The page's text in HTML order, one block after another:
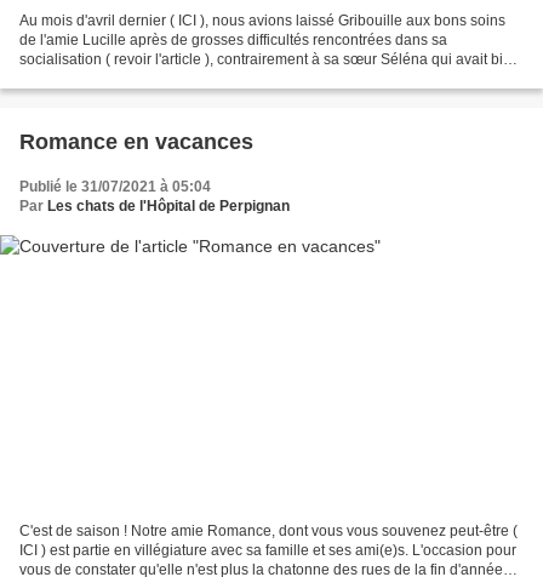
Au mois d'avril dernier ( ICI ), nous avions laissé Gribouille aux bons soins
de l'amie Lucille après de grosses difficultés rencontrées dans sa
socialisation ( revoir l'article ), contrairement à sa sœur Séléna qui avait bien
Romance en vacances
Publié le 31/07/2021 à 05:04
Par Les chats de l'Hôpital de Perpignan
C'est de saison ! Notre amie Romance, dont vous vous souvenez peut-être (
ICI ) est partie en villégiature avec sa famille et ses ami(e)s. L'occasion pour
vous de constater qu'elle n'est plus la chatonne des rues de la fin d'année